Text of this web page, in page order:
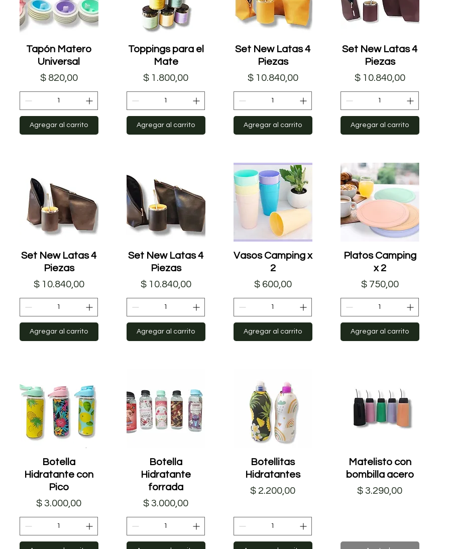
Vista rápida
Tapón Matero
Universal
Precio
$ 820,00
Agregar al carrito
Vista rápida
Toppings para el
Mate
Precio
$ 1.800,00
Agregar al carrito
Vista rápida
Set New Latas 4
Piezas
Precio
$ 10.840,00
Agregar al carrito
Vista rápida
Set New Latas 4
Piezas
Precio
$ 10.840,00
Agregar al carrito
Vista rápida
Set New Latas 4
Piezas
Precio
$ 10.840,00
Agregar al carrito
Vista rápida
Set New Latas 4
Piezas
Precio
$ 10.840,00
Agregar al carrito
Vista rápida
Vasos Camping x
2
Precio
$ 600,00
Agregar al carrito
Vista rápida
Platos Camping
x 2
Precio
$ 750,00
Agregar al carrito
Vista rápida
Botella
Hidratante con
Pico
Precio
$ 3.000,00
Vista rápida
Botella
Hidratante
forrada
Precio
$ 3.000,00
Vista rápida
Botellitas
Hidratantes
Precio
$ 2.200,00
Vista rápida
Matelisto con
bombilla acero
Precio
$ 3.290,00